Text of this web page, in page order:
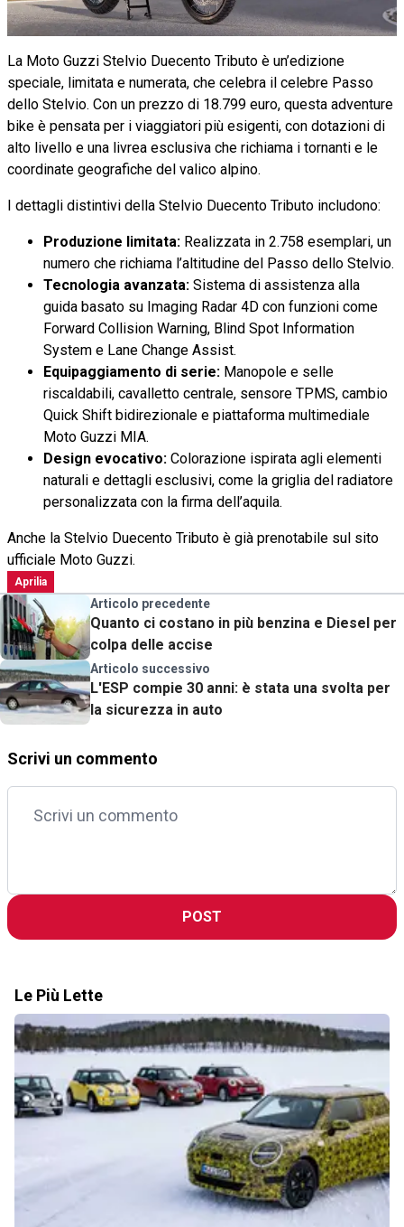
La Moto Guzzi Stelvio Duecento Tributo è un’edizione
speciale, limitata e numerata, che celebra il celebre Passo
dello Stelvio. Con un prezzo di 18.799 euro, questa adventure
bike è pensata per i viaggiatori più esigenti, con dotazioni di
alto livello e una livrea esclusiva che richiama i tornanti e le
coordinate geografiche del valico alpino.
I dettagli distintivi della Stelvio Duecento Tributo includono:
Produzione limitata: Realizzata in 2.758 esemplari, un
numero che richiama l’altitudine del Passo dello Stelvio.
Tecnologia avanzata: Sistema di assistenza alla
guida basato su Imaging Radar 4D con funzioni come
Forward Collision Warning, Blind Spot Information
System e Lane Change Assist.
Equipaggiamento di serie: Manopole e selle
riscaldabili, cavalletto centrale, sensore TPMS, cambio
Quick Shift bidirezionale e piattaforma multimediale
Moto Guzzi MIA.
Design evocativo: Colorazione ispirata agli elementi
naturali e dettagli esclusivi, come la griglia del radiatore
personalizzata con la firma dell’aquila.
Anche la Stelvio Duecento Tributo è già prenotabile sul sito
ufficiale Moto Guzzi.
Aprilia
Articolo precedente
Quanto ci costano in più benzina e Diesel per
colpa delle accise
Articolo successivo
L'ESP compie 30 anni: è stata una svolta per
la sicurezza in auto
Scrivi un commento
POST
Le Più Lette